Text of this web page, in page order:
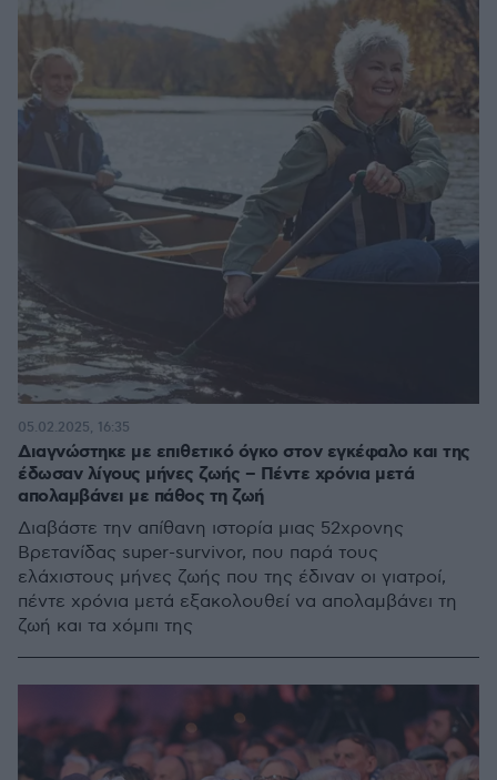
Διαγνώστηκε με επιθετικό όγκο στον εγκέφαλο και της
έδωσαν λίγους μήνες ζωής – Πέντε χρόνια μετά
απολαμβάνει με πάθος τη ζωή
Διαβάστε την απίθανη ιστορία μιας 52χρονης
Βρετανίδας super-survivor, που παρά τους
ελάχιστους μήνες ζωής που της έδιναν οι γιατροί,
πέντε χρόνια μετά εξακολουθεί να απολαμβάνει τη
ζωή και τα χόμπι της
05.02.2025, 16:35